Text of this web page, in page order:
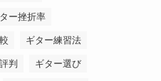
ー挫折率
ギター練習法
判 ギター選び